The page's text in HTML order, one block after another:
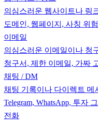
의심스러운 웹사이트나 링
도메인, 웹페이지, 사칭 위
이메일
의심스러운 이메일이나 청
청구서, 제한 이메일, 가짜
채팅 / DM
채팅 기록이나 다이렉트 메
Telegram, WhatsApp, 투자
전화